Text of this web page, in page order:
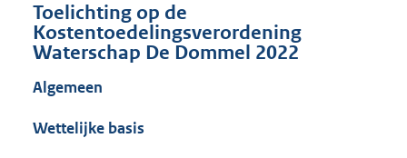
Toelichting op de
Kostentoedelingsverordening
Waterschap De Dommel 2022
Algemeen
Wettelijke basis